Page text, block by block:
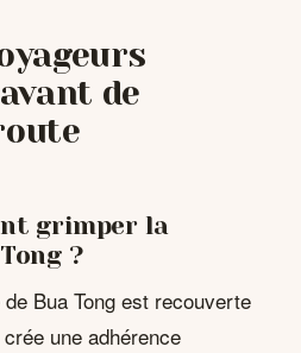
de
grimper la
?
Bua Tong est recouverte
une adhérence